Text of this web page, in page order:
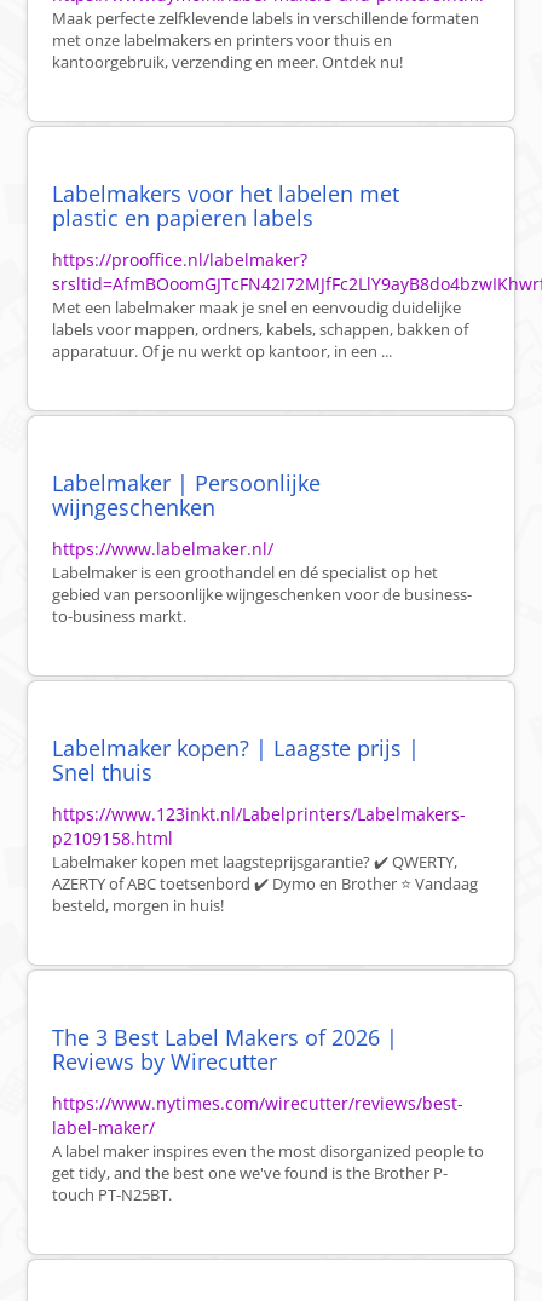
Maak perfecte zelfklevende labels in verschillende formaten
met onze labelmakers en printers voor thuis en
kantoorgebruik, verzending en meer. Ontdek nu!
Labelmakers voor het labelen met
plastic en papieren labels
https://prooffice.nl/labelmaker?
Met een labelmaker maak je snel en eenvoudig duidelijke
labels voor mappen, ordners, kabels, schappen, bakken of
apparatuur. Of je nu werkt op kantoor, in een ...
Labelmaker | Persoonlijke
wijngeschenken
https://www.labelmaker.nl/
Labelmaker is een groothandel en dé specialist op het
gebied van persoonlijke wijngeschenken voor de business-
to-business markt.
Labelmaker kopen? | Laagste prijs |
Snel thuis
https://www.123inkt.nl/Labelprinters/Labelmakers-
p2109158.html
Labelmaker kopen met laagsteprijsgarantie? ✔️ QWERTY,
AZERTY of ABC toetsenbord ✔️ Dymo en Brother ⭐ Vandaag
besteld, morgen in huis!
The 3 Best Label Makers of 2026 |
Reviews by Wirecutter
https://www.nytimes.com/wirecutter/reviews/best-
label-maker/
A label maker inspires even the most disorganized people to
get tidy, and the best one we've found is the Brother P-
touch PT-N25BT.